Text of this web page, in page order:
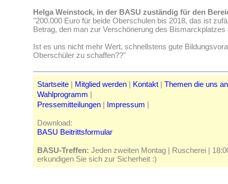
Helga Weinstock, in der BASU zuständig für den
"200.000 Euro für beide Oberschulen bis 2018, das ist
Betrag, den man zur Verschönerung des Bismarckplatzes
Ist es uns nicht mehr Wert, schnellstens gute
Oberschüler zu schaffen??"
Startseite | Mitglied werden | Kontakt | Themen die uns
Wahlprogramm |
Pressemitteilungen | Impressum |
Download:
BASU Beitrittsformular
BASU-Treffen: Jeden zweiten Montag | Ruscherei |
erkundigen Sie sich zur Sicherheit :)